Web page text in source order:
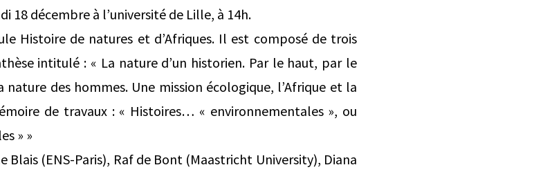
18 décembre à l’université de Lille, à 14h.
Histoire de natures et d’Afriques. Il est composé de trois
intitulé : « La nature d’un historien. Par le haut, par le
nature des hommes. Une mission écologique, l’Afrique et la
de travaux : « Histoires… « environnementales », ou
» »
Blais (ENS-Paris), Raf de Bont (Maastricht University), Diana